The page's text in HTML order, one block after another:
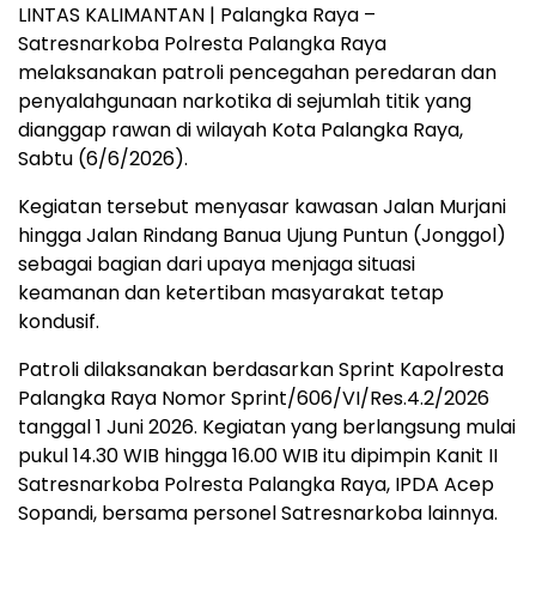
LINTAS KALIMANTAN | Palangka Raya –
Satresnarkoba Polresta Palangka Raya
melaksanakan patroli pencegahan peredaran dan
penyalahgunaan narkotika di sejumlah titik yang
dianggap rawan di wilayah Kota Palangka Raya,
Sabtu (6/6/2026).
Kegiatan tersebut menyasar kawasan Jalan Murjani
hingga Jalan Rindang Banua Ujung Puntun (Jonggol)
sebagai bagian dari upaya menjaga situasi
keamanan dan ketertiban masyarakat tetap
kondusif.
Patroli dilaksanakan berdasarkan Sprint Kapolresta
Palangka Raya Nomor Sprint/606/VI/Res.4.2/2026
tanggal 1 Juni 2026. Kegiatan yang berlangsung mulai
pukul 14.30 WIB hingga 16.00 WIB itu dipimpin Kanit II
Satresnarkoba Polresta Palangka Raya, IPDA Acep
Sopandi, bersama personel Satresnarkoba lainnya.